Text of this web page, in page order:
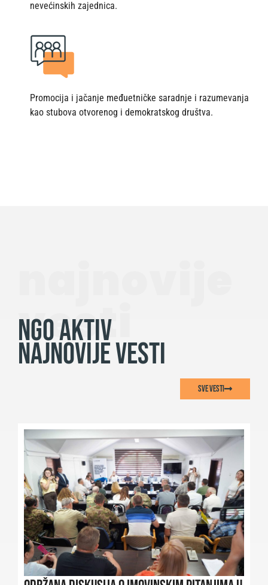
nevećinskih zajednica.
Promocija i jačanje međuetničke saradnje i razumevanja
kao stubova otvorenog i demokratskog društva.
vesti
NGO AKTIV
NAJNOVIJE VESTI
SVE VESTI